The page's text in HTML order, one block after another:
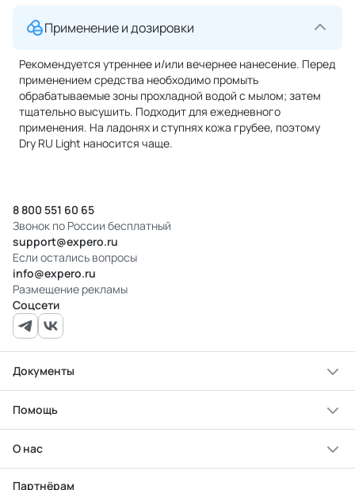
Применение и дозировки
Рекомендуется утреннее и/или вечернее нанесение. Перед
применением средства необходимо промыть
обрабатываемые зоны прохладной водой с мылом; затем
тщательно высушить. Подходит для ежедневного
применения. На ладонях и ступнях кожа грубее, поэтому
Dry RU Light наносится чаще.
8 800 551 60 65
Звонок по России бесплатный
support@expero.ru
Если остались вопросы
info@expero.ru
Размещение рекламы
Соцсети
Документы
Помощь
О нас
Партнёрам